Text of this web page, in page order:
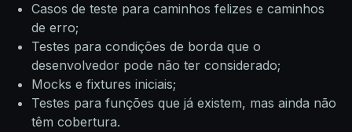
Casos de teste para caminhos felizes e caminhos
de erro;
Testes para condições de borda que o
desenvolvedor pode não ter considerado;
Mocks e fixtures iniciais;
Testes para funções que já existem, mas ainda não
têm cobertura.